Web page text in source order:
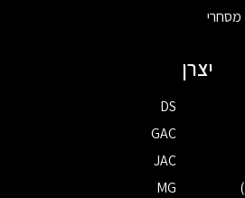
מסחרי
יצרן
DS
GAC
JAC
MG